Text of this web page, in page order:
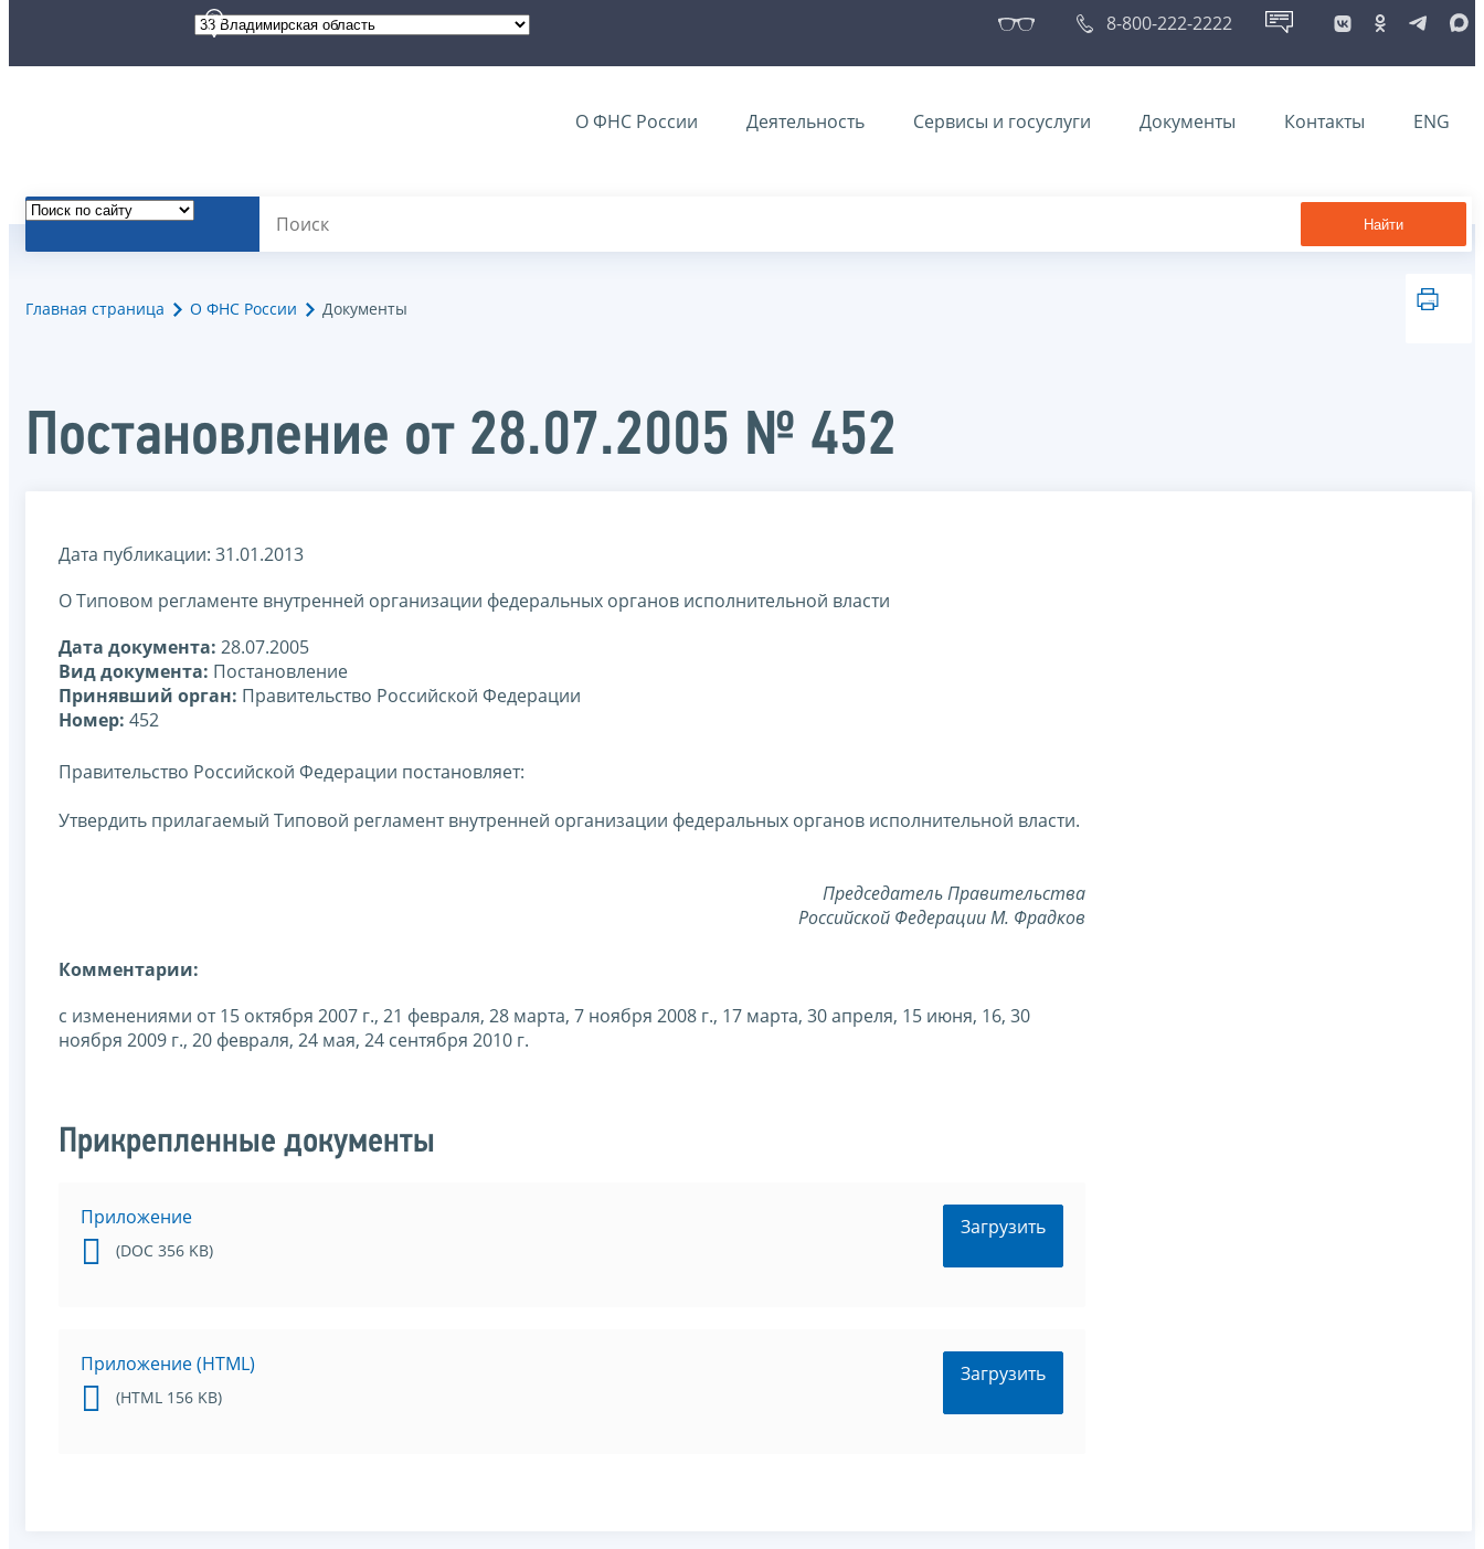
8-800-222-2222
О ФНС России Деятельность Сервисы и госуслуги Документы Контакты ENG
Найти
Главная страница О ФНС России Документы
Постановление от 28.07.2005 № 452
Дата публикации: 31.01.2013
О Типовом регламенте внутренней организации федеральных органов исполнительной власти
Дата документа: 28.07.2005
Вид документа: Постановление
Принявший орган: Правительство Российской Федерации
Номер: 452
Правительство Российской Федерации постановляет:
Утвердить прилагаемый Типовой регламент внутренней организации федеральных органов исполнительной власти.
Председатель Правительства
Российской Федерации М. Фрадков
Комментарии:
с изменениями от 15 октября 2007 г., 21 февраля, 28 марта, 7 ноября 2008 г., 17 марта, 30 апреля, 15 июня, 16, 30
ноября 2009 г., 20 февраля, 24 мая, 24 сентября 2010 г.
Прикрепленные документы
Приложение
(DOC 356 KB)
Загрузить
Приложение (HTML)
(HTML 156 KB)
Загрузить